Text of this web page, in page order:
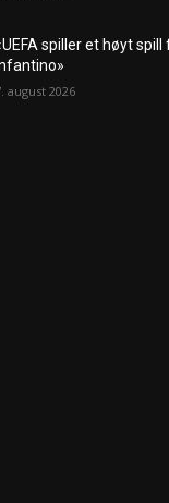
spiller et høyt
august 2026